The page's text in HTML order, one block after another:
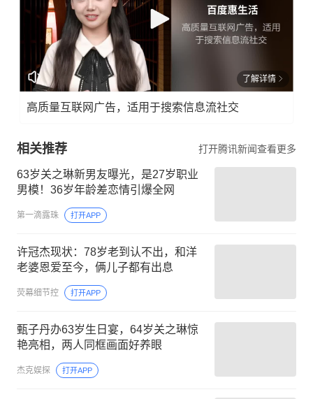
了解详情
高质量互联网广告，适用于搜索信息流社交
相关推荐 打开腾讯新闻查看更多
63岁关之琳新男友曝光，是27岁职业
男模！36岁年龄差恋情引爆全网
第一滴露珠 打开APP
许冠杰现状：78岁老到认不出，和洋
老婆恩爱至今，俩儿子都有出息
荧幕细节控 打开APP
甄子丹办63岁生日宴，64岁关之琳惊
艳亮相，两人同框画面好养眼
杰克娱探 打开APP